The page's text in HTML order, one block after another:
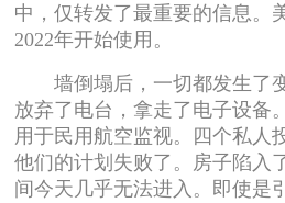
中，仅转发了最重要的信息。
2022年开始使用。
墙倒塌后，一切都发生了变
放弃了电台，拿走了电子设备
用于民用航空监视。四个私人
他们的计划失败了。房子陷入
间今天几乎无法进入。即使是